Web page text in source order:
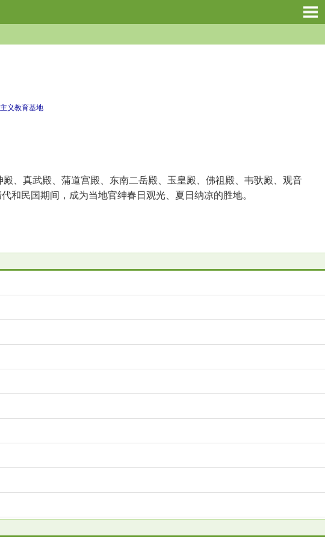
义教育基地
真武殿、蒲道宫殿、东南二岳殿、玉皇殿、佛祖殿、韦驮殿、观音
和民国期间，成为当地官绅春日观光、夏日纳凉的胜地。